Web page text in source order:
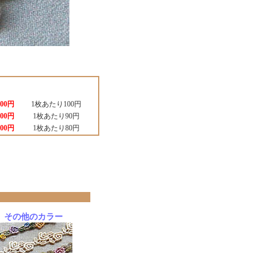
円
1枚あたり100円
円
1枚あたり90円
円
1枚あたり80円
その他のカラー